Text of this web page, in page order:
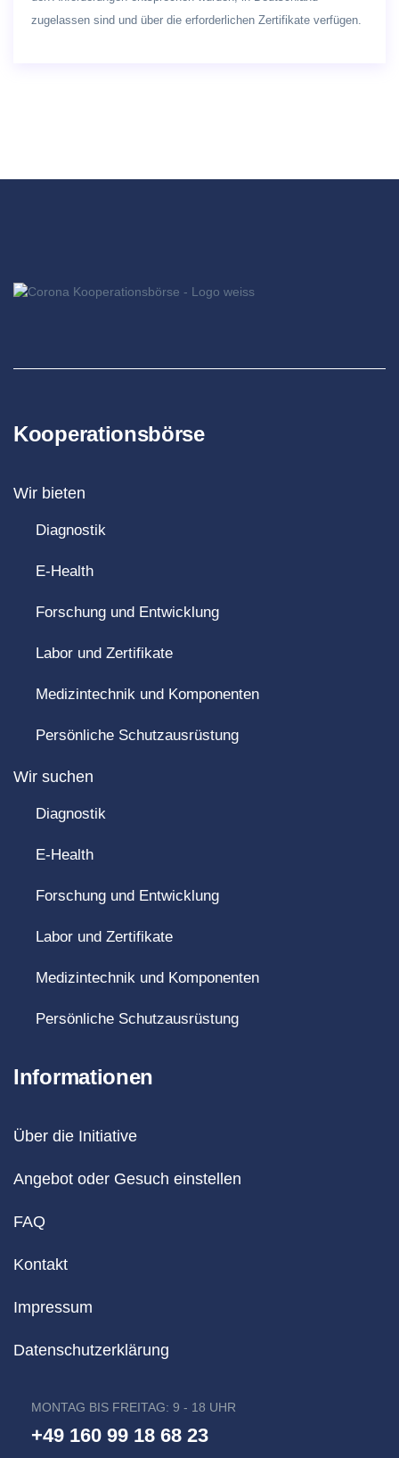
zugelassen sind und über die erforderlichen Zertifikate verfügen.
Kooperationsbörse
Wir bieten
Diagnostik
E-Health
Forschung und Entwicklung
Labor und Zertifikate
Medizintechnik und Komponenten
Persönliche Schutzausrüstung
Wir suchen
Diagnostik
E-Health
Forschung und Entwicklung
Labor und Zertifikate
Medizintechnik und Komponenten
Persönliche Schutzausrüstung
Informationen
Über die Initiative
Angebot oder Gesuch einstellen
FAQ
Kontakt
Impressum
Datenschutzerklärung
MONTAG BIS FREITAG: 9 - 18 UHR
+49 160 99 18 68 23